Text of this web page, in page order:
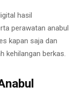
hasil
perawatan anabul
kapan saja dan
kehilangan berkas.